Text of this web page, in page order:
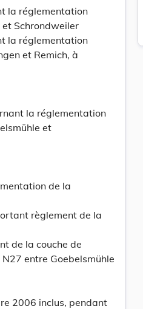
la réglementation
Schrondweiler
la réglementation
et Remich, à
la réglementation
et
de la
règlement de la
de la couche de
entre Goebelsmühle
2006 inclus, pendant